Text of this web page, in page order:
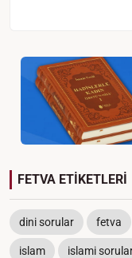
FETVA ETİKETLERİ
dini sorular fetva
islam islami